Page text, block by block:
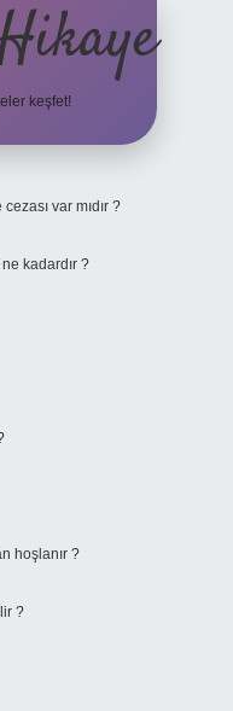
keşfet!
var mıdır ?
kadardır ?
hoşlanır ?
?